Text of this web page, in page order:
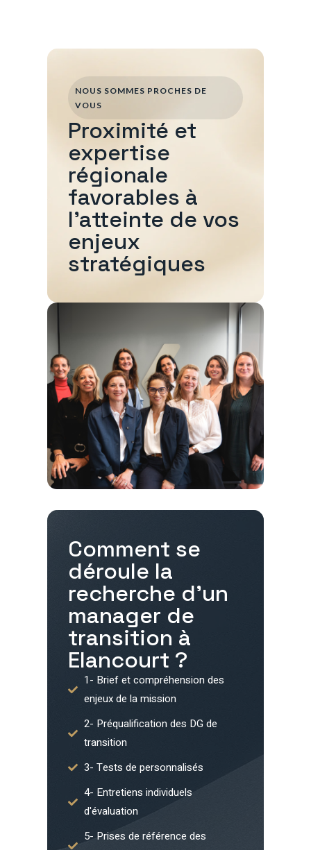
Comment se
déroule la
recherche d'un
manager de
transition à
Elancourt ?
1- Brief et compréhension des
enjeux de la mission
2- Préqualification des DG de
transition
3- Tests de personnalisés
4- Entretiens individuels
d'évaluation
5- Prises de référence des
NOUS SOMMES PROCHES DE
VOUS
Proximité et
expertise
régionale
favorables à
l'atteinte de vos
enjeux
stratégiques